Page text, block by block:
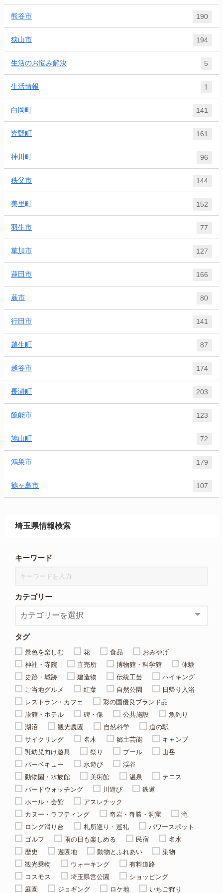
熊谷市 190
狭山市 194
生活のお悩み解決 5
生活情報 1
白岡町 141
皆野町 161
神川町 96
秩父市 144
美里町 152
羽生市 77
草加市 127
蓮田市 166
蕨市 80
行田市 141
越生町 87
越谷市 174
長瀞町 203
飯能市 123
鳩山町 72
鴻巣市 179
鶴ヶ島市 107
埼玉県情報検索
キーワード
カテゴリー
タグ
景色を楽しむ 花 食品
おみやげ
神社・寺院
直売所 博物館・科学館
体験
史跡・城跡
建造物 伝統工芸
ハイキング
ご当地グルメ
紅葉 自然公園
日帰り入浴
レストラン・カフェ
彩の国優良ブランド品
旅館・ホテル
碑・像 公共施設
魚釣り
湖沼
観光農園 自然科学
道の駅
サイクリング
名木 郷土芸能
キャンプ
乳幼児向け遊具
祭り プール
山岳
バーベキュー
水遊び
渓谷
動物園・水族館
美術館 温泉
テニス
バードウォッチング
川遊び
鉄道
ホール・会館
アスレチック
カヌー・ラフティング
奇岩・奇勝・洞窟
滝
ロング滑り台
札所巡り・巡礼
パワースポット
ゴルフ
雨の日も楽しめる 民宿
名水
歴史
遊園地 動物とふれあい
染物
観光乗物
ウォーキング
有料道路
コスモス
埼玉県営公園
ショッピング
庭園
ジョギング ロケ地
いちご狩り